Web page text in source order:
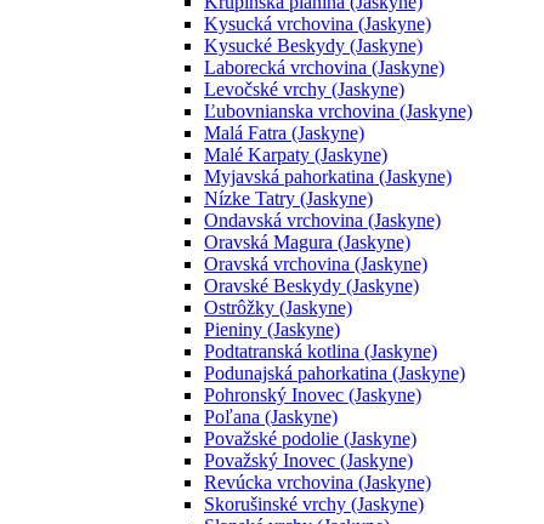
Kysucká vrchovina (Jaskyne)
Kysucké Beskydy (Jaskyne)
Laborecká vrchovina (Jaskyne)
Levočské vrchy (Jaskyne)
Ľubovnianska vrchovina (Jaskyne)
Malá Fatra (Jaskyne)
Malé Karpaty (Jaskyne)
Myjavská pahorkatina (Jaskyne)
Nízke Tatry (Jaskyne)
Ondavská vrchovina (Jaskyne)
Oravská Magura (Jaskyne)
Oravská vrchovina (Jaskyne)
Oravské Beskydy (Jaskyne)
Ostrôžky (Jaskyne)
Pieniny (Jaskyne)
Podtatranská kotlina (Jaskyne)
Podunajská pahorkatina (Jaskyne)
Pohronský Inovec (Jaskyne)
Poľana (Jaskyne)
Považské podolie (Jaskyne)
Považský Inovec (Jaskyne)
Revúcka vrchovina (Jaskyne)
Skorušinské vrchy (Jaskyne)